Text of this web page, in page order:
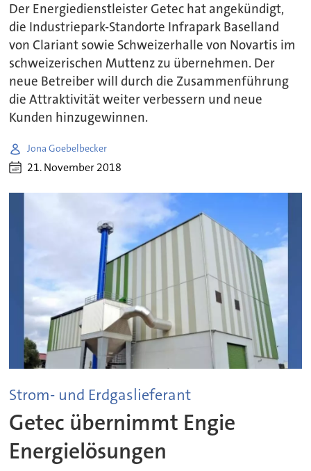
Der Energiedienstleister Getec hat angekündigt,
die Industriepark-Standorte Infrapark Baselland
von Clariant sowie Schweizerhalle von Novartis im
schweizerischen Muttenz zu übernehmen. Der
neue Betreiber will durch die Zusammenführung
die Attraktivität weiter verbessern und neue
Kunden hinzugewinnen.
Jona Goebelbecker
21. November 2018
Strom- und Erdgaslieferant
Getec übernimmt Engie
Energielösungen